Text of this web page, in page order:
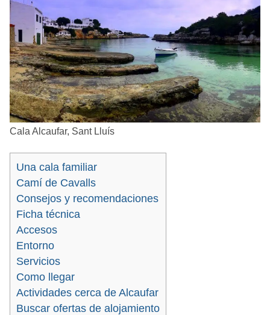
Cala Alcaufar, Sant Lluís
Una cala familiar
Camí de Cavalls
Consejos y recomendaciones
Ficha técnica
Accesos
Entorno
Servicios
Como llegar
Actividades cerca de Alcaufar
Buscar ofertas de alojamiento